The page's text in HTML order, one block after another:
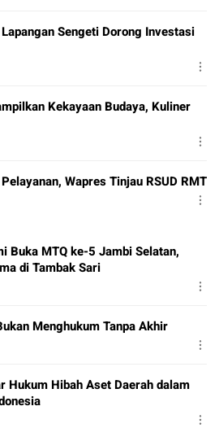
Sengeti Dorong Investasi
Kekayaan Budaya, Kuliner
Wapres Tinjau RSUD RMT
Buka MTQ ke-5 Jambi Selatan,
di Tambak Sari
Menghukum Tanpa Akhir
Hukum Hibah Aset Daerah dalam